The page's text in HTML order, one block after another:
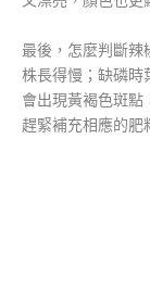
最後，怎麼判斷
株長得慢；缺磷時
會出現黃褐色斑
趕緊補充相應的肥